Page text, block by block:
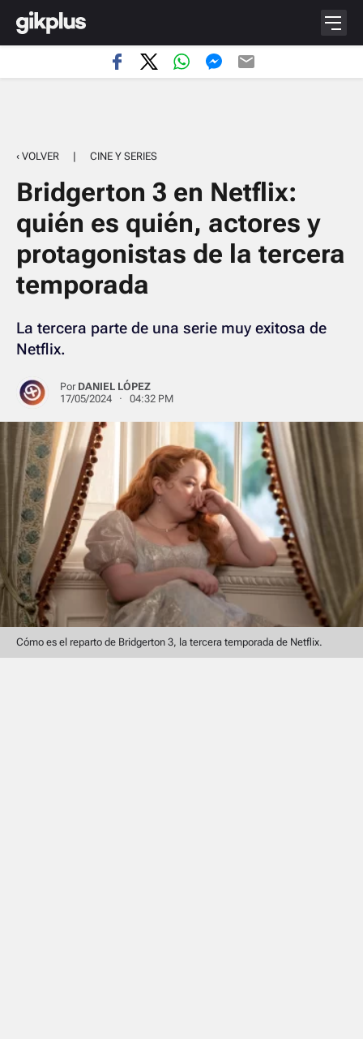
‹ VOLVER | CINE Y SERIES
Bridgerton 3 en Netflix:
quién es quién, actores y
protagonistas de la tercera
temporada
La tercera parte de una serie muy exitosa de
Netflix.
Por DANIEL LÓPEZ
17/05/2024 · 04:32 PM
Cómo es el reparto de Bridgerton 3, la tercera temporada de Netflix.